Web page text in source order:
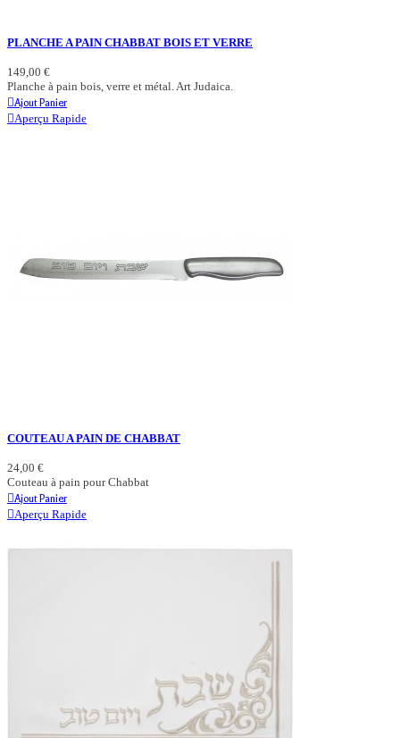
PLANCHE A PAIN CHABBAT BOIS ET VERRE
149,00 €
Planche à pain bois, verre et métal. Art Judaica.
Ajout Panier
Aperçu Rapide
COUTEAU A PAIN DE CHABBAT
24,00 €
Couteau à pain pour Chabbat
Ajout Panier
Aperçu Rapide